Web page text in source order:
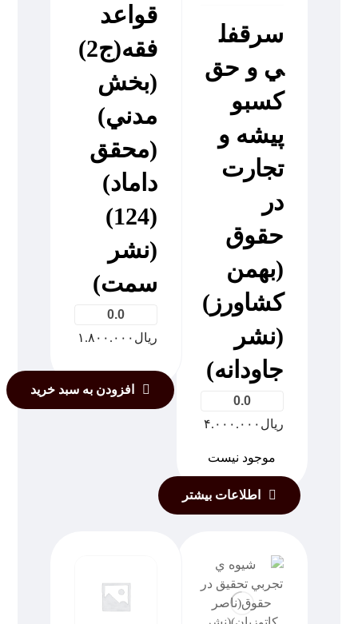
سرقفل
ي ‏و حق‏
کسب‏و
پيشه ‏و
تجارت‏
در
حقوق‏
(بهمن
کشاورز)
(نشر
جاودانه)
0.0
ریال ۴.۰۰۰.۰۰۰
موجود نیست
اطلاعات بیشتر
قواعد
فقه(ج2)
(بخش
مدني)
(محقق
داماد)
(124)
(نشر
سمت)
0.0
ریال ۱.۸۰۰.۰۰۰
افزودن به سبد خرید